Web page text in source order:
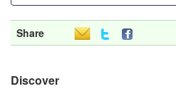
Share
Discover